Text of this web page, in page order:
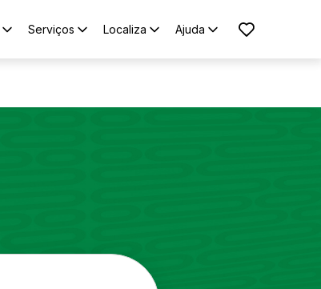
Serviços Localiza Ajuda